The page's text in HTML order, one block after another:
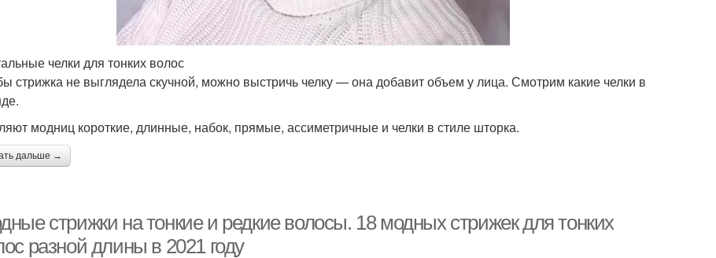
челки для тонких волос
стрижка не выглядела скучной, можно выстричь челку — она добавит объем у лица. Смотрим какие челки в
модниц короткие, длинные, набок, прямые, ассиметричные и челки в стиле шторка.
дальше →
стрижки на тонкие и редкие волосы. 18 модных стрижек для тонких
разной длины в 2021 году